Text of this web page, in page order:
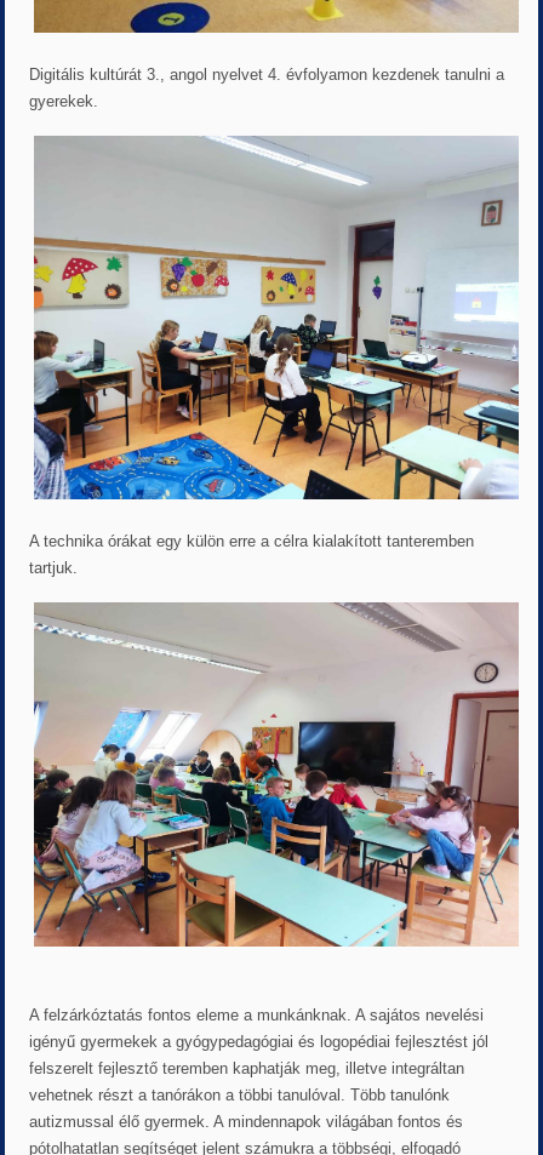
Digitális kultúrát 3., angol nyelvet 4. évfolyamon kezdenek tanulni a
gyerekek.
A technika órákat egy külön erre a célra kialakított tanteremben
tartjuk.
A felzárkóztatás fontos eleme a munkánknak. A sajátos nevelési
igényű gyermekek a gyógypedagógiai és logopédiai fejlesztést jól
felszerelt fejlesztő teremben kaphatják meg, illetve integráltan
vehetnek részt a tanórákon a többi tanulóval. Több tanulónk
autizmussal élő gyermek. A mindennapok világában fontos és
pótolhatatlan segítséget jelent számukra a többségi, elfogadó